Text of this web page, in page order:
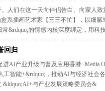
人们在这一天向伴侣告白、向家人
系插画艺术家【三三不忙】，以细
&rdquo;的情感内核深度绑定，用科
回归
AI产业升级与普及应用香港 -Media
工智能+&rdquo;，推动AI与经济社会
与产业发展策略委员会&